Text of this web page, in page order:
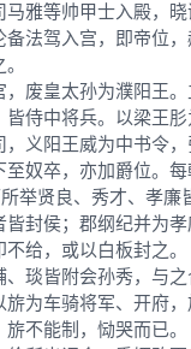
雅等帅甲士入殿，
法驾入宫，即帝位
废皇太孙为濮阳王。
侍中将兵。以梁王肜
义阳王威为中书令
奴卒，亦加爵位。
举贤良、秀才、孝
封侯；郡纲纪并为孝
给，或以白板封之。
琰皆附会孙秀，与之
为车骑将军、开府
不能制，恸哭而已。